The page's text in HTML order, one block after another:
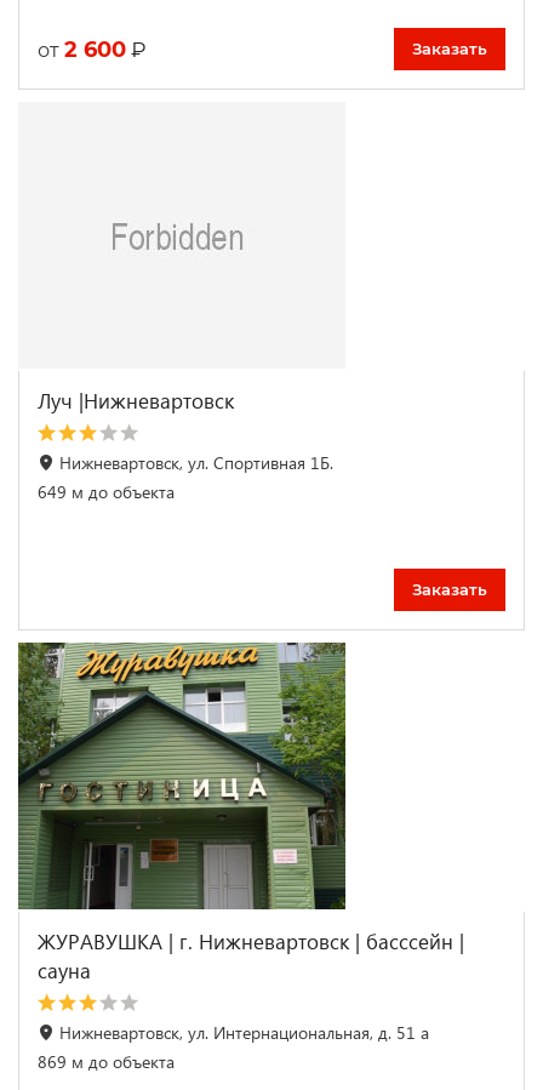
от 2 600 ₽ Заказать
Луч |Нижневартовск
Нижневартовск, ул. Спортивная 1Б.
649 м до объекта
Заказать
ЖУРАВУШКА | г. Нижневартовск | басссейн |
cауна
Нижневартовск, ул. Интернациональная, д. 51 а
869 м до объекта